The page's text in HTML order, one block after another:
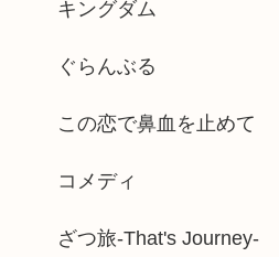
キングダム
ぐらんぶる
この恋で鼻血を止めて
コメディ
ざつ旅-That's Journey-